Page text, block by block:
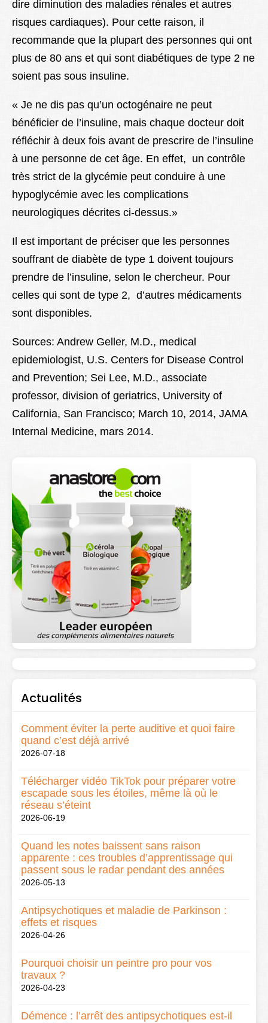
dire diminution des maladies rénales et autres
risques cardiaques). Pour cette raison, il
recommande que la plupart des personnes qui ont
plus de 80 ans et qui sont diabétiques de type 2 ne
soient pas sous insuline.
« Je ne dis pas qu’un octogénaire ne peut
bénéficier de l’insuline, mais chaque docteur doit
réfléchir à deux fois avant de prescrire de l’insuline
à une personne de cet âge. En effet, un contrôle
très strict de la glycémie peut conduire à une
hypoglycémie avec les complications
neurologiques décrites ci-dessus.»
Il est important de préciser que les personnes
souffrant de diabète de type 1 doivent toujours
prendre de l’insuline, selon le chercheur. Pour
celles qui sont de type 2, d’autres médicaments
sont disponibles.
Sources: Andrew Geller, M.D., medical
epidemiologist, U.S. Centers for Disease Control
and Prevention; Sei Lee, M.D., associate
professor, division of geriatrics, University of
California, San Francisco; March 10, 2014, JAMA
Internal Medicine, mars 2014.
Actualités
Comment éviter la perte auditive et quoi faire
quand c’est déjà arrivé
2026-07-18
Télécharger vidéo TikTok pour préparer votre
escapade sous les étoiles, même là où le
réseau s’éteint
2026-06-19
Quand les notes baissent sans raison
apparente : ces troubles d’apprentissage qui
passent sous le radar pendant des années
2026-05-13
Antipsychotiques et maladie de Parkinson :
effets et risques
2026-04-26
Pourquoi choisir un peintre pro pour vos
travaux ?
2026-04-23
Démence : l’arrêt des antipsychotiques est-il